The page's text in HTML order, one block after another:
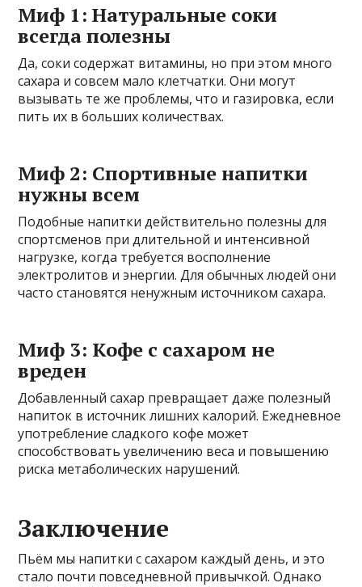
Миф 1: Натуральные соки
всегда полезны
Да, соки содержат витамины, но при этом много
сахара и совсем мало клетчатки. Они могут
вызывать те же проблемы, что и газировка, если
пить их в больших количествах.
Миф 2: Спортивные напитки
нужны всем
Подобные напитки действительно полезны для
спортсменов при длительной и интенсивной
нагрузке, когда требуется восполнение
электролитов и энергии. Для обычных людей они
часто становятся ненужным источником сахара.
Миф 3: Кофе с сахаром не
вреден
Добавленный сахар превращает даже полезный
напиток в источник лишних калорий. Ежедневное
употребление сладкого кофе может
способствовать увеличению веса и повышению
риска метаболических нарушений.
Заключение
Пьём мы напитки с сахаром каждый день, и это
стало почти повседневной привычкой. Однако